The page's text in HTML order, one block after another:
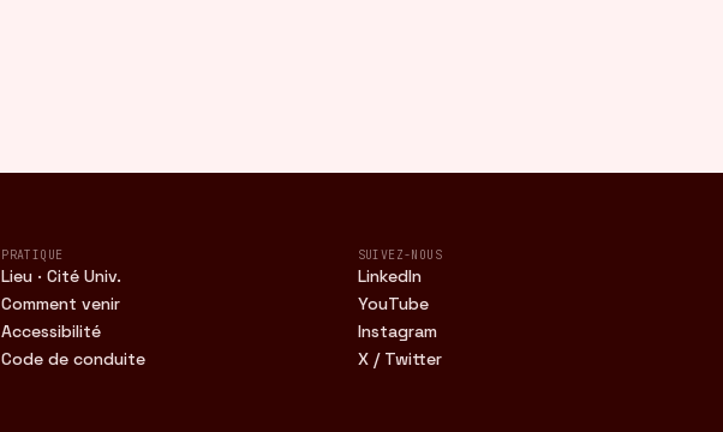
PRATIQUE
Lieu · Cité Univ.
Comment venir
Accessibilité
Code de conduite
SUIVEZ-NOUS
LinkedIn
YouTube
Instagram
X / Twitter